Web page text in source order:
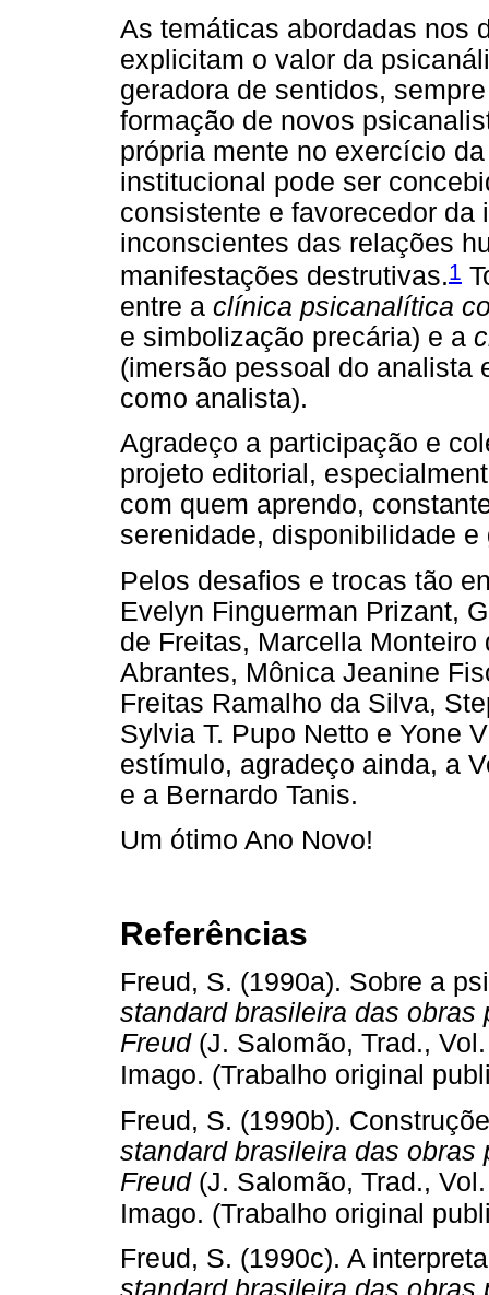
As temáticas abordadas nos
explicitam o valor da
geradora de sentidos,
formação de novos
própria mente no exercício
institucional pode ser
consistente e favorecedor da
inconscientes das relações
manifestações destrutivas.1
entre a clínica psicanalítica
e simbolização precária) e a
(imersão pessoal do analista
como analista).
Agradeço a participação e
projeto editorial,
com quem aprendo,
serenidade, disponibilidade e
Pelos desafios e trocas tão
Evelyn Finguerman Prizant,
de Freitas, Marcella
Abrantes, Mônica Jeanine
Freitas Ramalho da Silva,
Sylvia T. Pupo Netto e Yone
estímulo, agradeço ainda, a
e a Bernardo Tanis.
Um ótimo Ano Novo!
Referências
Freud, S. (1990a). Sobre a
standard brasileira das
Freud(J. Salomão, Trad.,
Imago. (Trabalho original
Freud, S. (1990b).
standard brasileira das
Freud(J. Salomão, Trad.,
Imago. (Trabalho original
Freud, S. (1990c). A
standard brasileira das